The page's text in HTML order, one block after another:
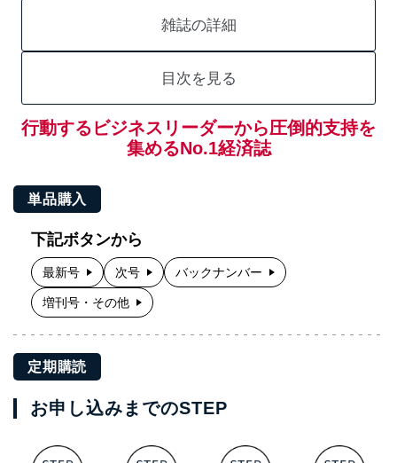
雑誌の詳細
目次を見る
行動するビジネスリーダーから圧倒的支持を
集めるNo.1経済誌
単品購入
下記ボタンから
最新号 次号 バックナンバー
増刊号・その他
定期購読
お申し込みまでのSTEP